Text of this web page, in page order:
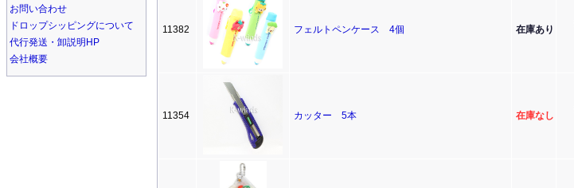
お問い合わせ
ドロップシッピングについて
代行発送・卸説明HP
会社概要
11382 フェルトペンケース 4個 在庫あり
11354 カッター 5本 在庫なし